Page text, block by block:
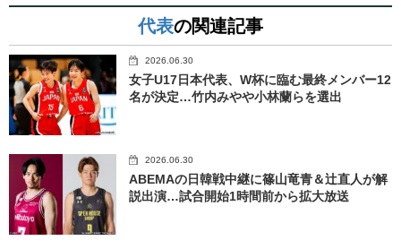
代表の関連記事
2026.06.30
女子U17日本代表、W杯に臨む最終メンバー12
名が決定…竹内みやや小林蘭らを選出
2026.06.30
ABEMAの日韓戦中継に篠山竜青＆辻直人が解
説出演…試合開始1時間前から拡大放送